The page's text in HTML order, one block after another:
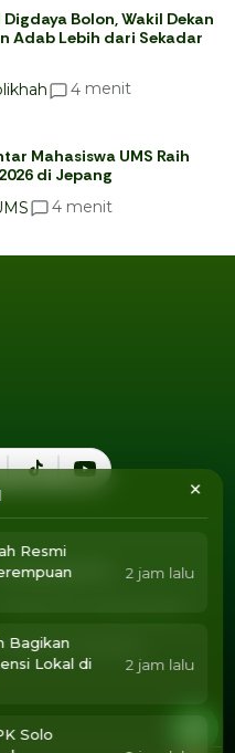
Bolon, Wakil Dekan
Adab Lebih dari Sekadar
4 menit
Mahasiswa UMS Raih
di Jepang
4 menit
Tentang Kita
Susunan Redaksi
Susunan Redaksi
Resmi
2 jam lalu
Bagikan
Lokal di
2 jam lalu
Solo
×